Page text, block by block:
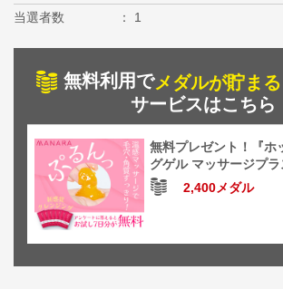
当選者数
1
無料利用でメダルが貯まる
サービスはこちら
無料プレゼント！『ホ
グゲル マッサージプラ
2,400メダル